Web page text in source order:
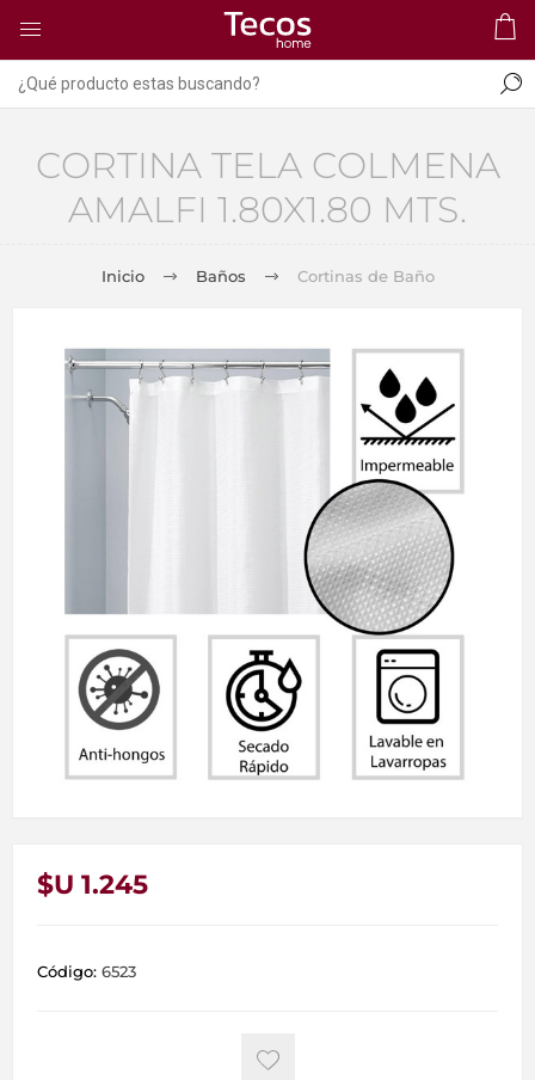
CORTINA TELA COLMENA
AMALFI 1.80X1.80 MTS.
Inicio Baños Cortinas de Baño
$U 1.245
Código: 6523